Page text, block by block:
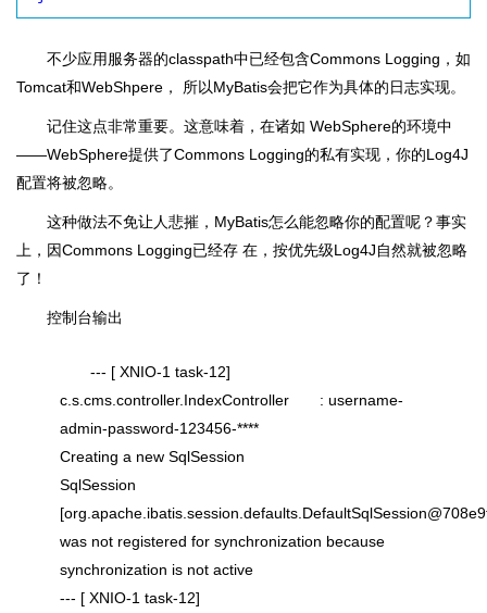
不少应用服务器的classpath中已经包含Commons Logging，如
Tomcat和WebShpere， 所以MyBatis会把它作为具体的日志实现。
记住这点非常重要。这意味着，在诸如 WebSphere的环境中
――WebSphere提供了Commons Logging的私有实现，你的Log4J
配置将被忽略。
这种做法不免让人悲摧，MyBatis怎么能忽略你的配置呢？事实
上，因Commons Logging已经存 在，按优先级Log4J自然就被忽略
了！
控制台输出
--- [ XNIO-1 task-12]
c.s.cms.controller.IndexController : username-
admin-password-123456-****
Creating a new SqlSession
SqlSession
was not registered for synchronization because
synchronization is not active
--- [ XNIO-1 task-12]